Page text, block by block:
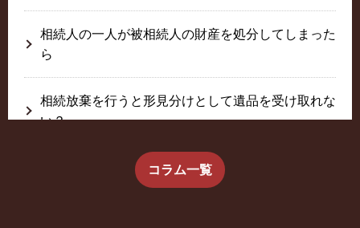
相続人の一人が被相続人の財産を処分してしまった
ら
相続放棄を行うと形見分けとして遺品を受け取れな
い？
生前に相続放棄すると約束した念書は有効か？
コラム一覧